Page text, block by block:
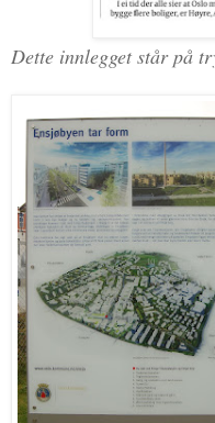
Dette innlegget står på